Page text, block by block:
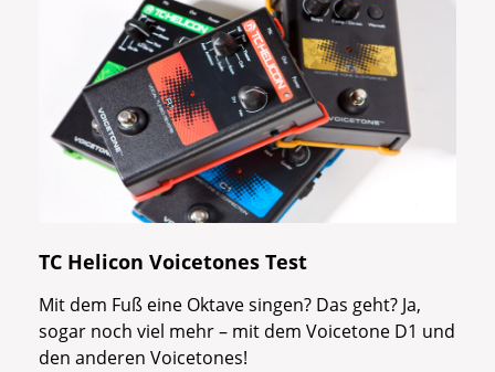
TC Helicon Voicetones Test
Mit dem Fuß eine Oktave singen? Das geht? Ja,
sogar noch viel mehr – mit dem Voicetone D1 und
den anderen Voicetones!